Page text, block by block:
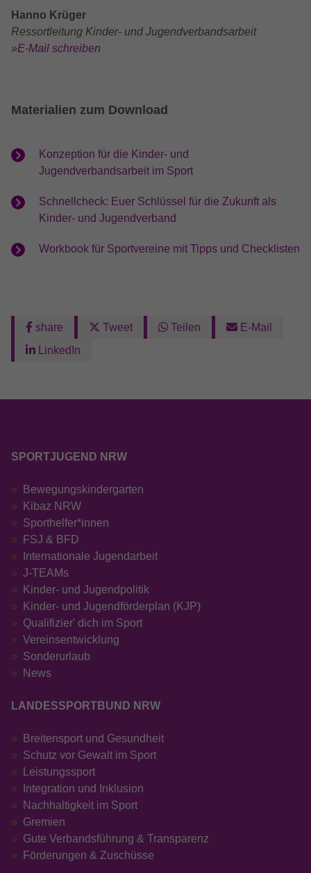
Hanno Krüger
Ressortleitung Kinder- und Jugendverbandsarbeit
»E-Mail schreiben
Materialien zum Download
Konzeption für die Kinder- und
Jugendverbandsarbeit im Sport
Schnellcheck: Euer Schlüssel für die Zukunft als
Kinder- und Jugendverband
Workbook für Sportvereine mit Tipps und Checklisten
share Tweet Teilen
E-Mail
LinkedIn
SPORTJUGEND NRW
Bewegungskindergarten
Kibaz NRW
Sporthelfer*innen
FSJ & BFD
Internationale Jugendarbeit
J-TEAMs
Kinder- und Jugendpolitik
Kinder- und Jugendförderplan (KJP)
Qualifizier' dich im Sport
Vereinsentwicklung
Sonderurlaub
News
LANDESSPORTBUND NRW
Breitensport und Gesundheit
Schutz vor Gewalt im Sport
Leistungssport
Integration und Inklusion
Nachhaltigkeit im Sport
Gremien
Gute Verbandsführung & Transparenz
Förderungen & Zuschüsse